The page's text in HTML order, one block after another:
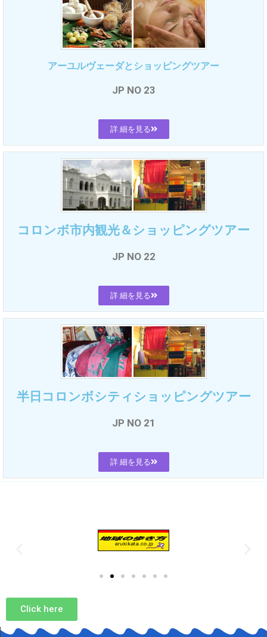
アーユルヴェーダとショッピングツアー
JP NO 23
詳 細を見る
コロンボ市内観光＆ショッピングツアー
JP NO 22
詳 細を見る
半日コロンボシティショッピングツアー
JP NO 21
詳 細を見る
Click here